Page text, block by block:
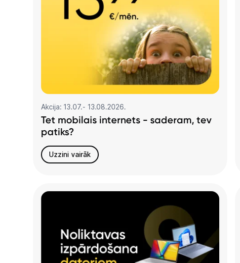
Akcija: 13.07.- 13.08.2026.
Tet mobilais internets - saderam, tev
patiks?
Uzzini vairāk